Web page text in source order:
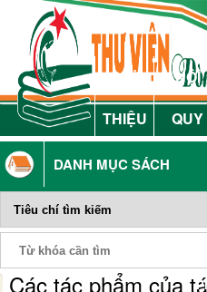
GIỚI
THIỆU
NỘI
QUY
DANH MỤC SÁCH
Các tác phẩm của